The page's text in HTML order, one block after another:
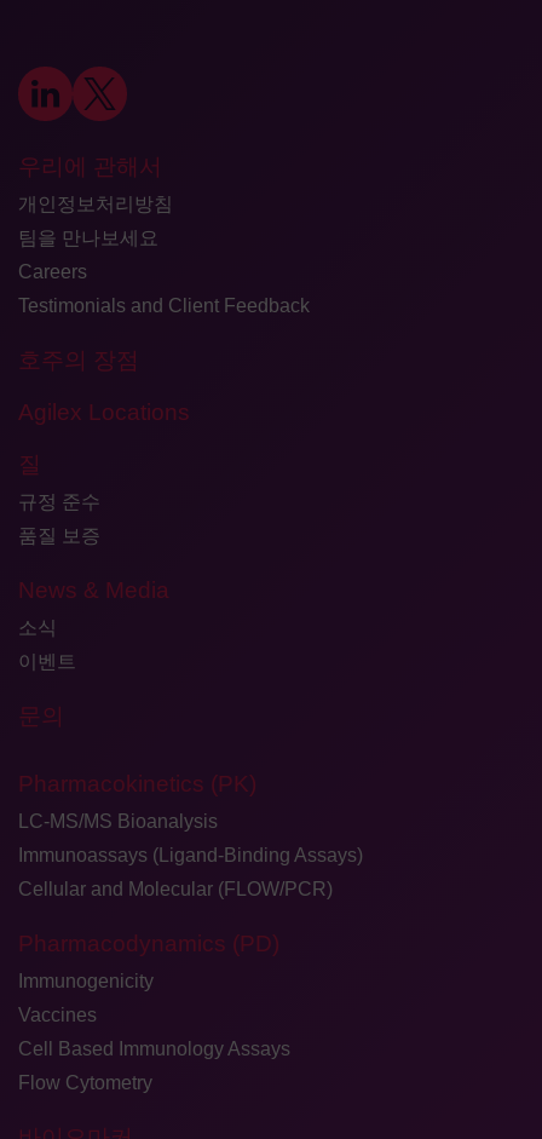
우리에 관해서
개인정보처리방침
팀을 만나보세요
Careers
Testimonials and Client Feedback
호주의 장점
Agilex Locations
질
규정 준수
품질 보증
News & Media
소식
이벤트
문의
Pharmacokinetics (PK)
LC-MS/MS Bioanalysis
Immunoassays (Ligand-Binding Assays)
Cellular and Molecular (FLOW/PCR)
Pharmacodynamics (PD)
Immunogenicity
Vaccines
Cell Based Immunology Assays
Flow Cytometry